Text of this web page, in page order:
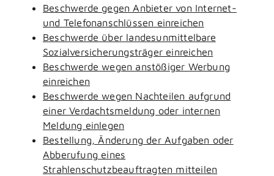
Beschwerde gegen Anbieter von Internet-
und Telefonanschlüssen einreichen
Beschwerde über landesunmittelbare
Sozialversicherungsträger einreichen
Beschwerde wegen anstößiger Werbung
einreichen
Beschwerde wegen Nachteilen aufgrund
einer Verdachtsmeldung oder internen
Meldung einlegen
Bestellung, Änderung der Aufgaben oder
Abberufung eines
Strahlenschutzbeauftragten mitteilen